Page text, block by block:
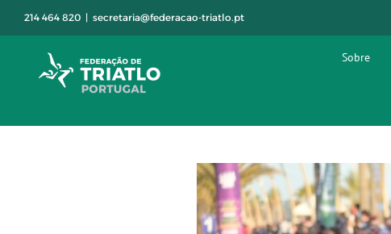
214 464 820 | secretaria@federacao-triatlo.pt
Sobre